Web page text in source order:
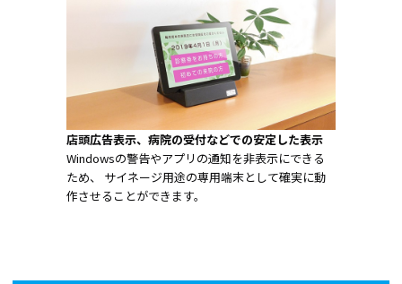
店頭広告表示、病院の受付などでの安定した表示
Windowsの警告やアプリの通知を非表示にできる
ため、 サイネージ用途の専用端末として確実に動
作させることができます。